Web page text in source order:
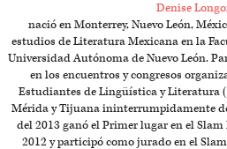
Denise
nació en Monterrey, Nuevo León,
estudios de Literatura Mexicana en la
Universidad Autónoma de Nuevo León.
en los encuentros y congresos
Estudiantes de Lingüística y Literatura
Mérida y Tijuana ininterrumpidamente
del 2013 ganó el Primer lugar en el
2012 y participó como jurado en el